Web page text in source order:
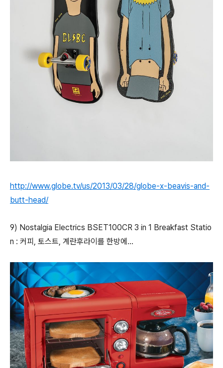
http://www.globe.tv/us/2013/03/28/globe-x-beavis-and-
butt-head/
9) Nostalgia Electrics BSET100CR 3 in 1 Breakfast Statio
n : 커피, 토스트, 계란후라이를 한방에...